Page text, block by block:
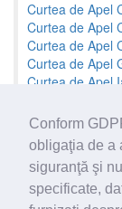
Conform
obligaţia de a
siguranţă şi
specificate,
Curtea de Apel
Curtea de Apel
Curtea de Apel
Curtea de Apel
Curtea de Apel
Toate